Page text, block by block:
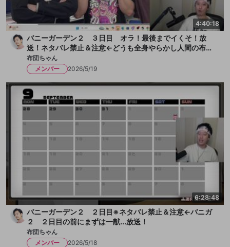
4:40:18
バニーガーデン２ ３日目 オラ！最後までイくそ！放
送！ネタバレ禁止＆注意←どうも全身やらかし人間の布団
ちゃんです！今日も女の子とチチクリ満載！まずは一献い
きます、か！放送
布団ちゃん
メンバー
2026/5/19
6:28:48
バニーガーデン２ ２日目※ネタバレ禁止＆注意←バニガ
２ ２日目の前にまずは一献...放送！
布団ちゃん
メンバー
2026/5/18